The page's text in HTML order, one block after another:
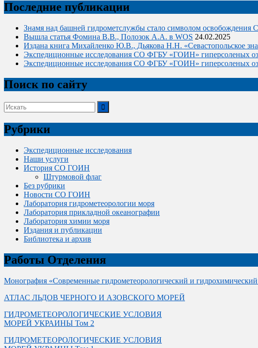
Последние публикации
Знамя над башней гидрометслужбы стало символом освобождения
Вышла статья Фомина В.В., Полозок А.А. в WOS 24.02.2025
Издана книга Михайленко Ю.В., Дьякова Н.Н. «Севастопольское
Экспедиционные исследования СО ФГБУ «ГОИН» гиперсоленых
Экспедиционные исследования СО ФГБУ «ГОИН» гиперсоленых
Поиск по сайту
Поиск:
Рубрики
Экспедиционные исследования
Наши услуги
История СО ГОИН
Штурмовой флаг
Без рубрики
Новости СО ГОИН
Лаборатория гидрометеорологии моря
Лаборатория прикладной океанографии
Лаборатория химии моря
Издания и публикации
Библиотека и архив
Работы Отделения
Монография «Современные гидрометеорологический и
АТЛАС ЛЬДОВ ЧЕРНОГО И АЗОВСКОГО МОРЕЙ
ГИДРОМЕТЕОРОЛОГИЧЕСКИЕ УСЛОВИЯ
МОРЕЙ УКРАИНЫ Том 2
ГИДРОМЕТЕОРОЛОГИЧЕСКИЕ УСЛОВИЯ